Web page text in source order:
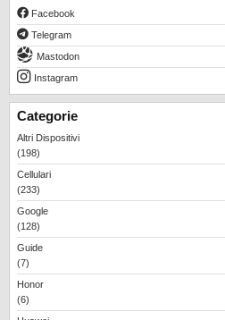
Facebook
Telegram
Mastodon
Instagram
Categorie
Altri Dispositivi
(198)
Cellulari
(233)
Google
(128)
Guide
(7)
Honor
(6)